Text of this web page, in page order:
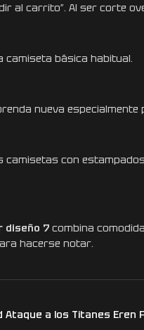
al carrito”. Al ser corte
camiseta básica habitual.
nueva especialmente
camisetas con
diseño 7 combina
hacerse notar.
a los Titanes Eren